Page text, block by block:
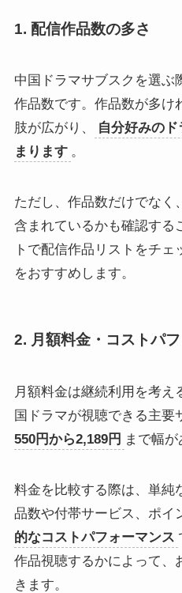
1. 配信作品数の多さ
中国ドラマサブスクを選ぶ
作品数です。作品数が多け
肢が広がり、
自分好みの
まります 。
ただし、作品数だけでなく
含まれているかも確認する
トで配信作品リストをチ
をおすすめします。
2. 月額料金・コストパ
月額料金は継続利用を考え
国ドラマが視聴できる主要
550円から2,189円 まで幅が
料金を比較する際は、単純
品数や付帯サービス、ポイ
的なコストパフォーマンス
作品視聴するかによって、
きます。